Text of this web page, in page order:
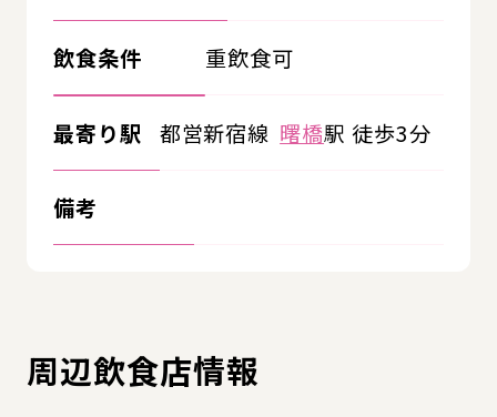
飲食条件 重飲食可
最寄り駅 都営新宿線 曙橋駅 徒歩3分
備考
周辺飲食店情報